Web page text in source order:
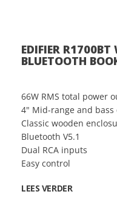
EDIFIER
BLUETOOTH
66W RMS total power
4" Mid-range and
Classic wooden
Bluetooth V5.1
Dual RCA inputs
Easy control
LEES VERDER